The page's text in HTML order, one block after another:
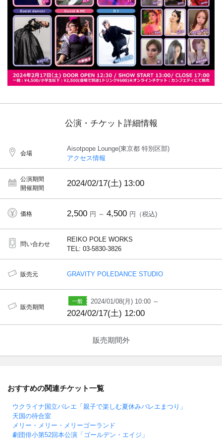
公演・チケット詳細情報
会場
Aisotpope Lounge(東京都 特別区部)
アクセス情報
公演期間
開催期間
2024/02/17(土) 13:00
価格 2,500 円 ～ 4,500 円（税込)
問い合わせ
REIKO POLE WORKS
TEL: 03-5830-3826
販売元 GRAVITY POLEDANCE STUDIO
販売期間
2024/01/08(月) 10:00 ～
2024/02/17(土) 12:00
販売期間外
おすすめの関連チケット一覧
ウクライナ国立バレエ「親子で楽しむ夏休みバレエまつり」
天国の待合室
メリー・メリー・メリーゴーランド
劇団俳小第52回本公演「ゴールデン・エイジ」